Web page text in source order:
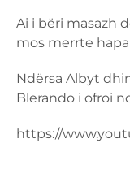
Ai i bëri masazh
mos merrte
Ndërsa Albyt
Blerando i ofroi
https://